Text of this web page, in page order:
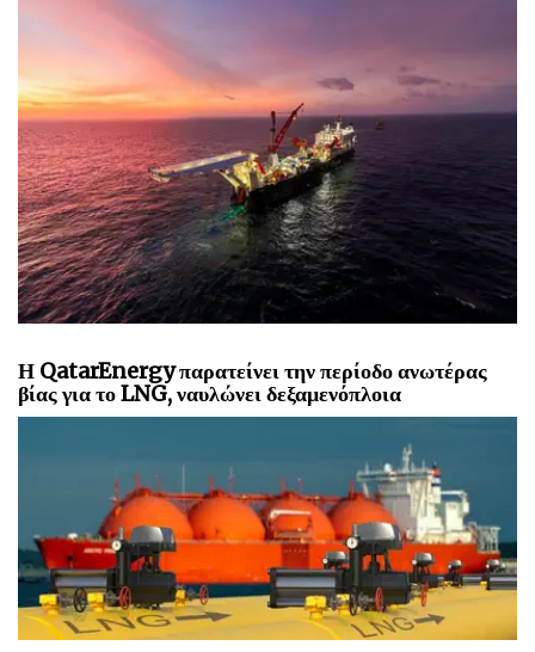
Η QatarEnergy παρατείνει την περίοδο ανωτέρας
βίας για το LNG, ναυλώνει δεξαμενόπλοια